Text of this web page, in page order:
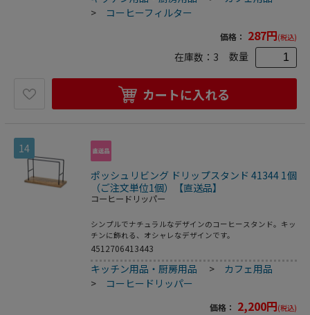
> コーヒーフィルター
価格： 287円(税込)
在庫数： 3 数量
カートに入れる
14
ポッシュリビング ドリップスタンド 41344 1個
（ご注文単位1個）【直送品】
コーヒードリッパー
シンプルでナチュラルなデザインのコーヒースタンド。キッ
チンに飾れる、オシャレなデザインです。
4512706413443
キッチン用品・厨房用品 > カフェ用品
> コーヒードリッパー
価格： 2,200円(税込)